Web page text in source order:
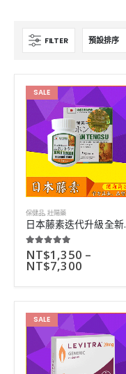
FILTER
SALE
保健品,壯陽藥
日本藤素迭
5.00out of 5
NT$1,350 –
NT$7,300
SALE